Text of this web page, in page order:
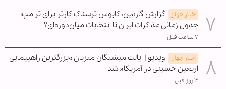
اخبار جهان گزارش گاردین: کابوس ترسناک کارتر برای ترامپ؛
جدول زمانی مذاکرات ایران تا انتخابات میان‌دوره‌ای؟
۷ ساعت قبل
اخبار جهان ویدیو | ایالت میشیگان میزبان »بزرگترین راهپیمایی
اربعین حسینی در آمریکا« شد
۳ روز قبل